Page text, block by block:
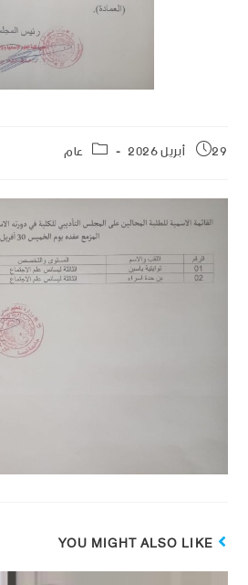
29 أبريل 2026 عام
YOU MIGHT ALSO LIKE